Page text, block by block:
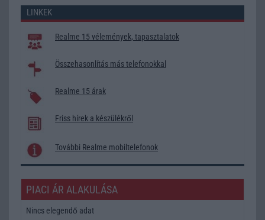
LINKEK
Realme 15 vélemények, tapasztalatok
Összehasonlítás más telefonokkal
Realme 15 árak
Friss hírek a készülékről
További Realme mobiltelefonok
PIACI ÁR ALAKULÁSA
Nincs elegendő adat